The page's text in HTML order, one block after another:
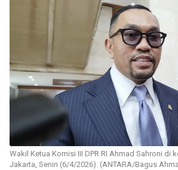
Wakil Ketua Komisi III DPR RI Ahmad Sahroni di
Jakarta, Senin (6/4/2026). (ANTARA/Bagus